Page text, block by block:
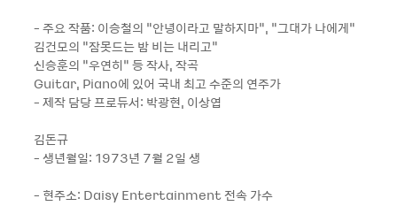
- 주요 작품: 이승철의 “안녕이라고 말하지마“, “그대가 나에게“
김건모의 “잠못드는 밤 비는 내리고“
신승훈의 “우연히“ 등 작사, 작곡
Guitar, Piano에 있어 국내 최고 수준의 연주가
- 제작 담당 프로듀서: 박광현, 이상엽
김돈규
- 생년월일: 1973년 7월 2일 생
- 현주소: Daisy Entertainment 전속 가수